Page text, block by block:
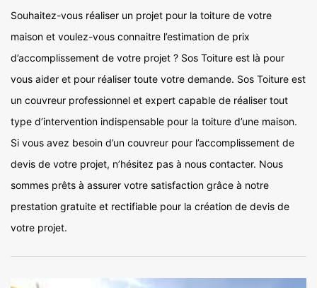
Souhaitez-vous réaliser un projet pour la toiture de votre
maison et voulez-vous connaitre l’estimation de prix
d’accomplissement de votre projet ? Sos Toiture est là pour
vous aider et pour réaliser toute votre demande. Sos Toiture est
un couvreur professionnel et expert capable de réaliser tout
type d’intervention indispensable pour la toiture d’une maison.
Si vous avez besoin d’un couvreur pour l’accomplissement de
devis de votre projet, n’hésitez pas à nous contacter. Nous
sommes prêts à assurer votre satisfaction grâce à notre
prestation gratuite et rectifiable pour la création de devis de
votre projet.